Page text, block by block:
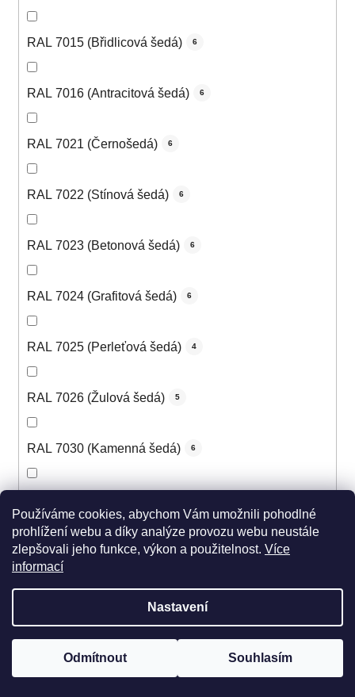
Používáme cookies, abychom Vám umožnili pohodlné
prohlížení webu a díky analýze provozu webu neustále
zlepšovali jeho funkce, výkon a použitelnost. Více
informací
Nastavení
Odmítnout Souhlasím
RAL 7015 (Břidlicová šedá) 6
RAL 7016 (Antracitová šedá) 6
RAL 7021 (Černošedá) 6
RAL 7022 (Stínová šedá) 6
RAL 7023 (Betonová šedá) 6
RAL 7024 (Grafitová šedá) 6
RAL 7025 (Perleťová šedá) 4
RAL 7026 (Žulová šedá) 5
RAL 7030 (Kamenná šedá) 6
RAL 7032 (Štěrková šedá)
RAL 7033 (Cementová šedá) 5
RAL 7034 (Šedožlutá)